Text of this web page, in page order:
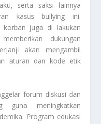
serta saksi lainnya
kasus bullying ini.
korban juga di lakukan
dukungan
akan mengambil
aturan dan kode etik
forum diskusi dan
guna meningkatkan
Program edukasi